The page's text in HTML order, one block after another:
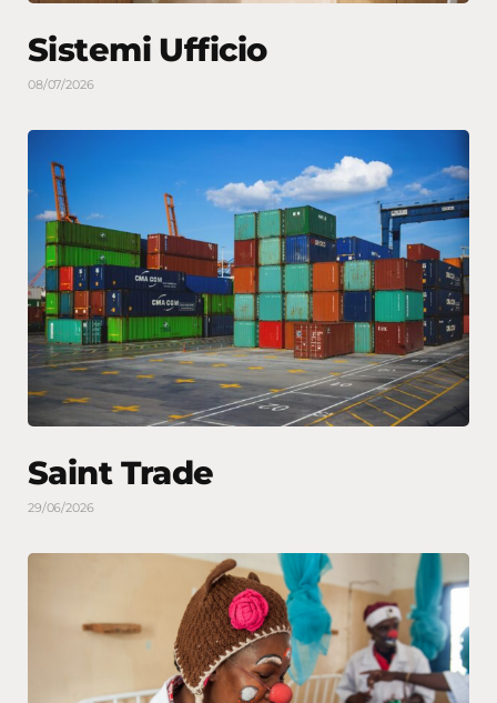
Sistemi Ufficio
08/07/2026
Saint Trade
29/06/2026